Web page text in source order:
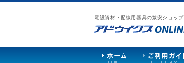
電設資材・配線用器具の激安ショップ
漏
カ
ア
ス
ご
ド
お
せ
仕